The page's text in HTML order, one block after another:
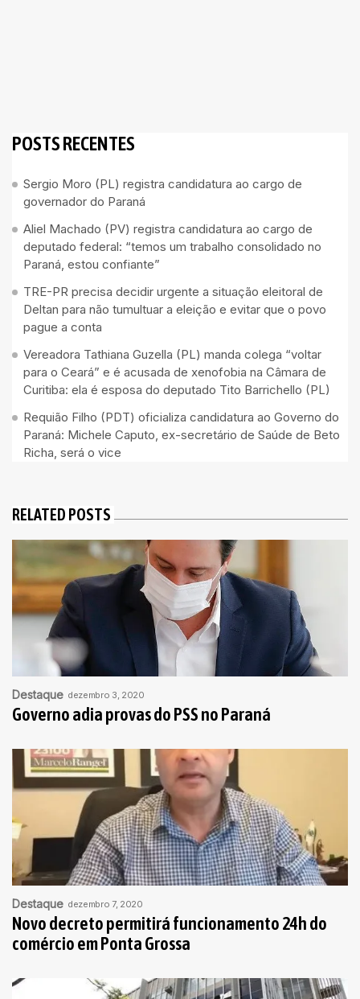
POSTS RECENTES
Sergio Moro (PL) registra candidatura ao cargo de
governador do Paraná
Aliel Machado (PV) registra candidatura ao cargo de
deputado federal: “temos um trabalho consolidado no
Paraná, estou confiante”
TRE-PR precisa decidir urgente a situação eleitoral de
Deltan para não tumultuar a eleição e evitar que o povo
pague a conta
Vereadora Tathiana Guzella (PL) manda colega “voltar
para o Ceará” e é acusada de xenofobia na Câmara de
Curitiba: ela é esposa do deputado Tito Barrichello (PL)
Requião Filho (PDT) oficializa candidatura ao Governo do
Paraná: Michele Caputo, ex-secretário de Saúde de Beto
Richa, será o vice
RELATED POSTS
Destaque dezembro 3, 2020
Governo adia provas do PSS no Paraná
Destaque dezembro 7, 2020
Novo decreto permitirá funcionamento 24h do
comércio em Ponta Grossa